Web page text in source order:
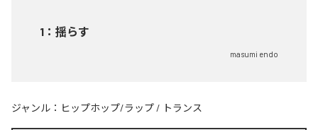
1 ： 揺らす
masumi endo
ジャンル： ヒップホップ/ラップ / トランス